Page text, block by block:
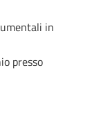
in
presso